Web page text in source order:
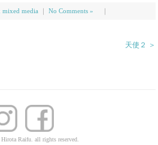
media ｜No Comments »
天使２ ＞
Raifu. all rights reserved.